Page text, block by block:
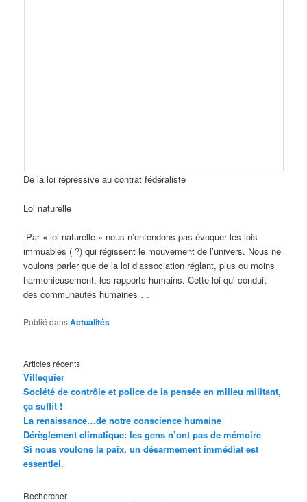
De la loi répressive au contrat fédéraliste
Loi naturelle
Par « loi naturelle » nous n’entendons pas évoquer les lois
immuables ( ?) qui régissent le mouvement de l’univers. Nous ne
voulons parler que de la loi d’association réglant, plus ou moins
harmonieusement, les rapports humains. Cette loi qui conduit
des communautés humaines …
Publié dansActualités
Articles récents
Villequier
Société de contrôle et police de la pensée en milieu militant,
ça suffit !
La renaissance…de notre conscience humaine
Dérèglement climatique: les gens n’ont pas de mémoire
Si nous voulons la paix, un désarmement immédiat est
essentiel.
Rechercher